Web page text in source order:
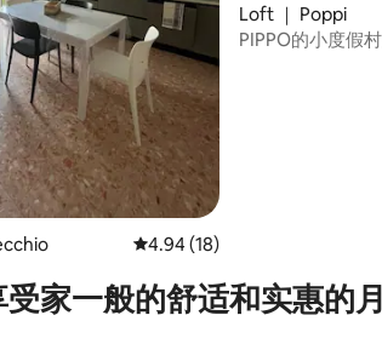
，共 48 条评价
平均评分 4.94 分（满分 5 分）
4.94 (18)
Loft ｜ Poppi
PIPPO的小度假
受家一般的舒适和实惠的